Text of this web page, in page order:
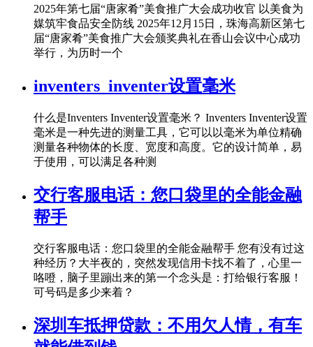
2025年第七届“唐家肴”美食推广大会成功收官 以美食为
媒筑牢食品安全防线 2025年12月15日，珠海高新区第七
届“唐家肴”美食推广大会颁奖典礼在香山会议中心成功
举行，为历时一个
inventers_inventer设置毫米
什么是Inventers Inventer设置毫米？ Inventers Inventer设置
毫米是一种先进的测量工具，它可以以毫米为单位精确
测量各种物体的长度、宽度和高度。它的设计简单，易
于使用，可以满足各种测
交行客服电话：您口袋里的全能金融
帮手
交行客服电话：您口袋里的全能金融帮手 您有没有过这
种经历？大半夜的，突然发现信用卡找不着了，心里一
咯噔，脑子里蹦出来的第一个念头是：打给银行客服！
可号码是多少来着？
深圳车抵押贷款：不用欠人情，有车